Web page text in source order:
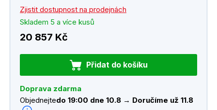
Zjistit dostupnost na prodejnách
Skladem 5 a více kusů
20 857 Kč
Přidat do košíku
Doprava zdarma
Objednejtedo 19:00 dne 10.8 → Doručíme už 11.8